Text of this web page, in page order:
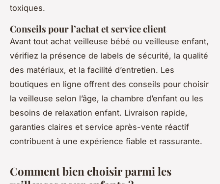
toxiques.
Conseils pour l’achat et service client
Avant tout achat veilleuse bébé ou veilleuse enfant,
vérifiez la présence de labels de sécurité, la qualité
des matériaux, et la facilité d’entretien. Les
boutiques en ligne offrent des conseils pour choisir
la veilleuse selon l’âge, la chambre d’enfant ou les
besoins de relaxation enfant. Livraison rapide,
garanties claires et service après-vente réactif
contribuent à une expérience fiable et rassurante.
Comment bien choisir parmi les